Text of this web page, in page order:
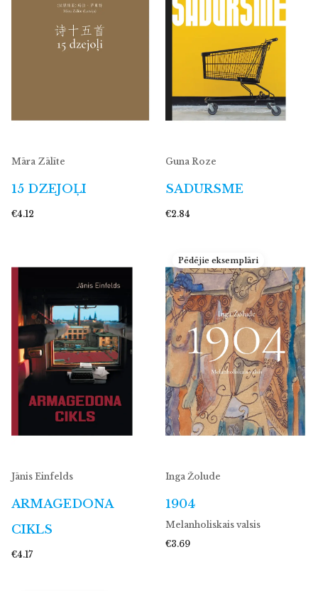
Māra Zālīte
15 DZEJOĻI
€4.12
Guna Roze
SADURSME
€2.84
Jānis Einfelds
ARMAGEDONA
CIKLS
€4.17
Pēdējie eksemplāri
Inga Žolude
1904
Melanholiskais valsis
€3.69